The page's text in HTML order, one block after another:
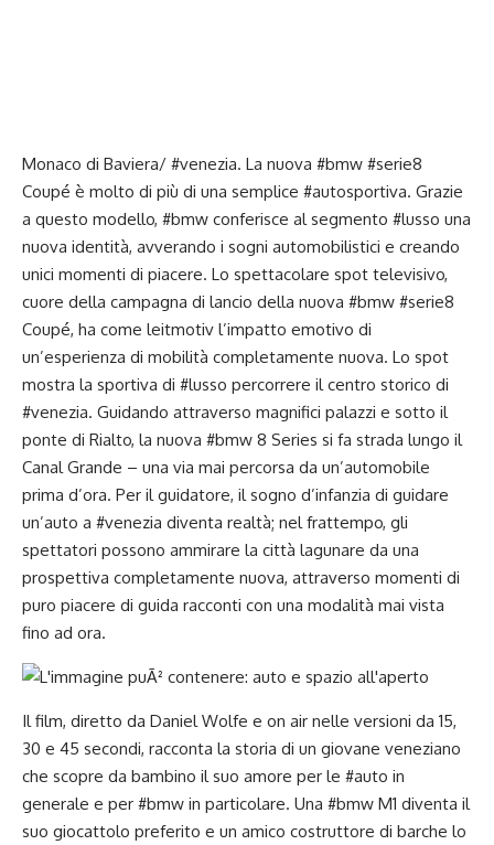
Monaco di Baviera/ #venezia. La nuova #bmw #serie8
Coupé è molto di più di una semplice #autosportiva. Grazie
a questo modello, #bmw conferisce al segmento #lusso una
nuova identità, avverando i sogni automobilistici e creando
unici momenti di piacere. Lo spettacolare spot televisivo,
cuore della campagna di lancio della nuova #bmw #serie8
Coupé, ha come leitmotiv l’impatto emotivo di
un’esperienza di mobilità completamente nuova. Lo spot
mostra la sportiva di #lusso percorrere il centro storico di
#venezia. Guidando attraverso magnifici palazzi e sotto il
ponte di Rialto, la nuova #bmw 8 Series si fa strada lungo il
Canal Grande – una via mai percorsa da un’automobile
prima d’ora. Per il guidatore, il sogno d’infanzia di guidare
un’auto a #venezia diventa realtà; nel frattempo, gli
spettatori possono ammirare la città lagunare da una
prospettiva completamente nuova, attraverso momenti di
puro piacere di guida racconti con una modalità mai vista
fino ad ora.
Il film, diretto da Daniel Wolfe e on air nelle versioni da 15,
30 e 45 secondi, racconta la storia di un giovane veneziano
che scopre da bambino il suo amore per le #auto in
generale e per #bmw in particolare. Una #bmw M1 diventa il
suo giocattolo preferito e un amico costruttore di barche lo